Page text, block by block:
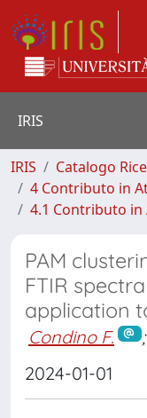
IRIS
IRIS
Catalogo
4 Contributo in
4.1 Contributo
PAM
FTIR
application
Condino F. ;
2024-01-01